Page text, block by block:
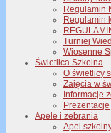
Regulamin
Regulamin
Turniej
Wiosenne
Świetlica Szkolna
O świetlicy
Zajęcia w
Informacje
Prezentacje
Apele i zebrania
Apel